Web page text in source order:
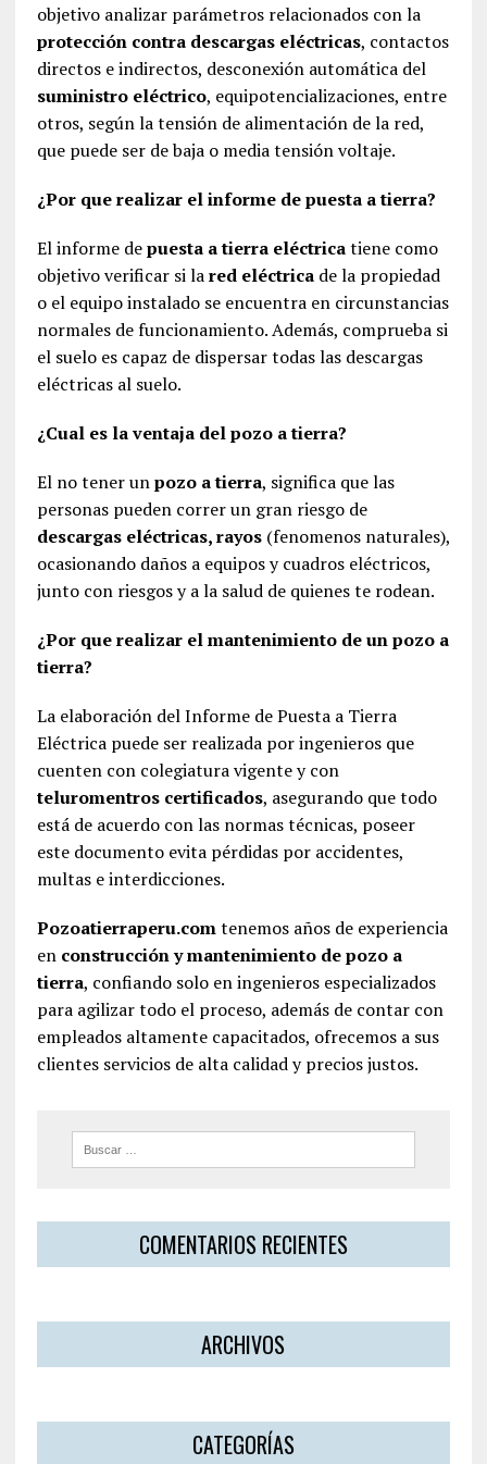
objetivo analizar parámetros relacionados con la
protección contra descargas eléctricas, contactos
directos e indirectos, desconexión automática del
suministro eléctrico, equipotencializaciones, entre
otros, según la tensión de alimentación de la red,
que puede ser de baja o media tensión voltaje.
¿Por que realizar el informe de puesta a tierra?
El informe depuesta a tierra eléctricatiene como
objetivo verificar si lared eléctricade la propiedad
o el equipo instalado se encuentra en circunstancias
normales de funcionamiento. Además, comprueba si
el suelo es capaz de dispersar todas las descargas
eléctricas al suelo.
¿Cual es la ventaja del pozo a tierra?
El no tener unpozo a tierra, significa que las
personas pueden correr un gran riesgo de
descargas eléctricas, rayos(fenomenos naturales),
ocasionando daños a equipos y cuadros eléctricos,
junto con riesgos y a la salud de quienes te rodean.
¿Por que realizar el mantenimiento de un pozo a
tierra?
La elaboración del Informe de Puesta a Tierra
Eléctrica puede ser realizada por ingenieros que
cuenten con colegiatura vigente y con
teluromentros certificados, asegurando que todo
está de acuerdo con las normas técnicas, poseer
este documento evita pérdidas por accidentes,
multas e interdicciones.
Pozoatierraperu.comtenemos años de experiencia
en construcción y mantenimiento de pozo a
tierra, confiando solo en ingenieros especializados
para agilizar todo el proceso, además de contar con
empleados altamente capacitados, ofrecemos a sus
clientes servicios de alta calidad y precios justos.
COMENTARIOS RECIENTES
ARCHIVOS
CATEGORÍAS